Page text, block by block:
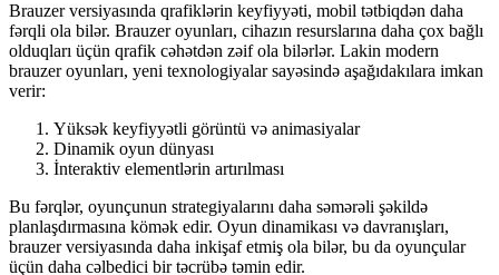
Brauzer versiyasında qrafiklərin keyfiyyəti, mobil tətbiqdən daha
fərqli ola bilər. Brauzer oyunları, cihazın resurslarına daha çox bağlı
olduqları üçün qrafik cəhətdən zəif ola bilərlər. Lakin modern
brauzer oyunları, yeni texnologiyalar sayəsində aşağıdakılara imkan
verir:
Yüksək keyfiyyətli görüntü və animasiyalar
Dinamik oyun dünyası
İnteraktiv elementlərin artırılması
Bu fərqlər, oyunçunun strategiyalarını daha səmərəli şəkildə
planlaşdırmasına kömək edir. Oyun dinamikası və davranışları,
brauzer versiyasında daha inkişaf etmiş ola bilər, bu da oyunçular
üçün daha cəlbedici bir təcrübə təmin edir.